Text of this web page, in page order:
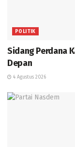
POLITIK
Sidang Perdana
Depan
4 Agustus 2026